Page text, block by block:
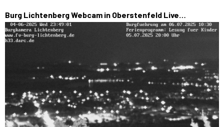
Burg Lichtenberg Webcam in Oberstenfeld Live…